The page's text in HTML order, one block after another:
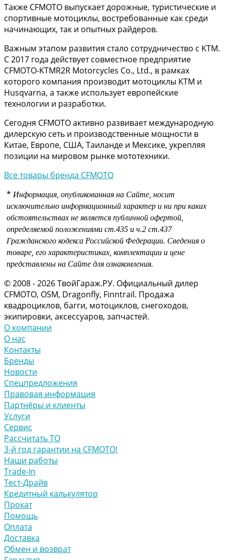
Также CFMOTO выпускает дорожные, туристические и
спортивные мотоциклы, востребованные как среди
начинающих, так и опытных райдеров.
Важным этапом развития стало сотрудничество с KTM.
С 2017 года действует совместное предприятие
CFMOTO-KTMR2R Motorcycles Co., Ltd., в рамках
которого компания производит мотоциклы KTM и
Husqvarna, а также использует европейские
технологии и разработки.
Сегодня CFMOTO активно развивает международную
дилерскую сеть и производственные мощности в
Китае, Европе, США, Таиланде и Мексике, укрепляя
позиции на мировом рынке мототехники.
Все товары бренда CFMOTO
* Информация, опубликованная на Сайте, носит
исключительно информационный характер и ни при каких
обстоятельствах не является публичной офертой,
определяемой положениями ст.435 и ч.2 ст.437
Гражданского кодекса Российской Федерации. Сведения о
товаре, его характеристиках, комплектации и цене
представлены на Сайте для ознакомления.
© 2008 - 2026 ТвойГараж.РУ. Официальный дилер
CFMOTO, OSM, Dragonfly, Finntrail. Продажа
квадроциклов, багги, мотоциклов, снегоходов,
экипировки, аксессуаров, запчастей.
О компании
О нас
Контакты
Бренды
Новости
Спецпредложения
Правовая информация
Партнёры и клиенты
Услуги
Сервис
Рассчитать ТО
3-й год гарантии на CFMOTO!
Наши работы
Trade-In
Тест-Драйв
Кредитный калькулятор
Прокат
Помощь
Оплата
Доставка
Обмен и возврат